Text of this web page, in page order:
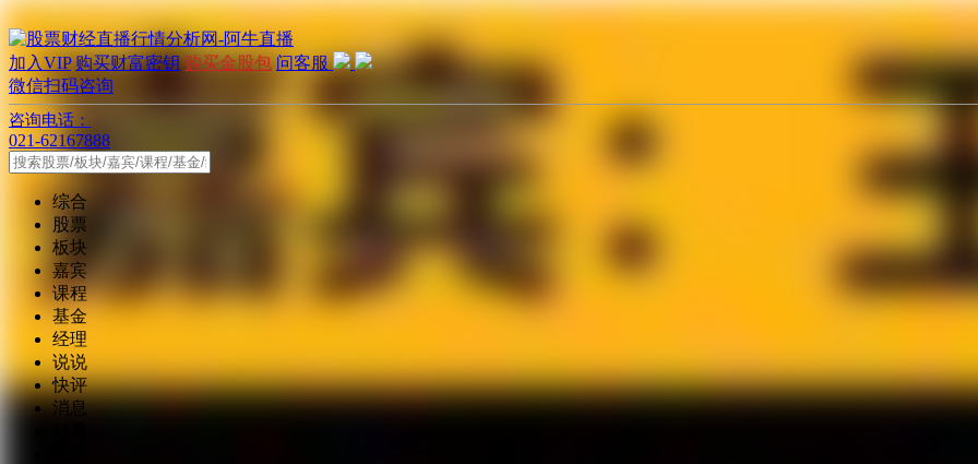
加入VIP 购买财富密钥 购买金股包 问客服
微信扫码咨询
咨询电话：
021-62167888
综合
股票
板块
嘉宾
课程
基金
经理
说说
快评
消息